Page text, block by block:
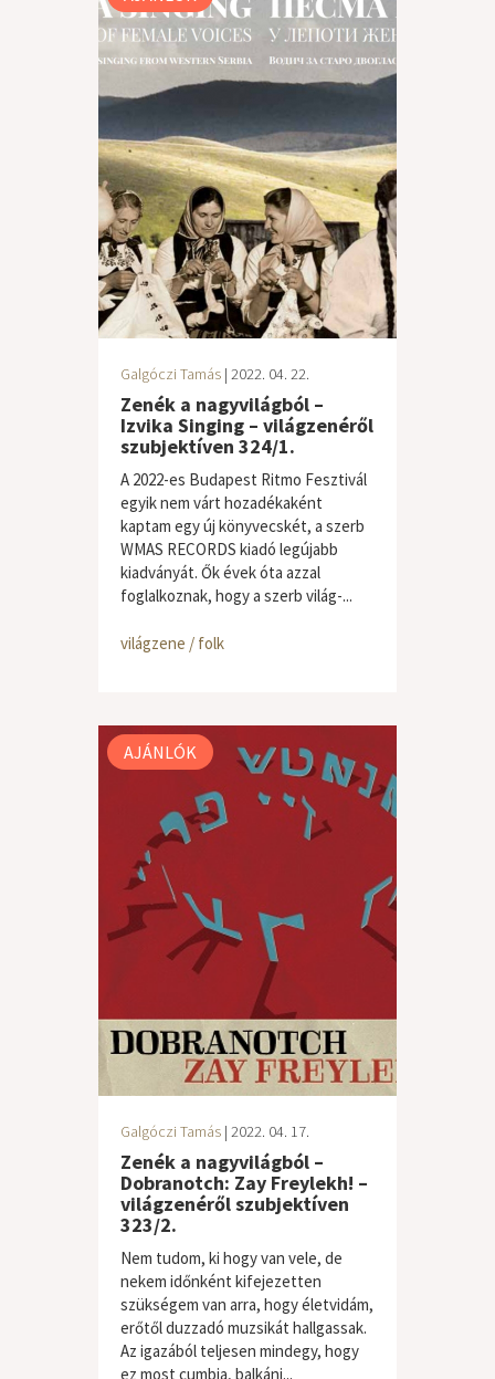
Galgóczi Tamás | 2022. 04. 22.
Zenék a nagyvilágból –
Izvika Singing – világzenéről
szubjektíven 324/1.
A 2022-es Budapest Ritmo Fesztivál
egyik nem várt hozadékaként
kaptam egy új könyvecskét, a szerb
WMAS RECORDS kiadó legújabb
kiadványát. Ők évek óta azzal
foglalkoznak, hogy a szerb világ-...
világzene / folk
AJÁNLÓK
Galgóczi Tamás | 2022. 04. 17.
Zenék a nagyvilágból –
Dobranotch: Zay Freylekh! –
világzenéről szubjektíven
323/2.
Nem tudom, ki hogy van vele, de
nekem időnként kifejezetten
szükségem van arra, hogy életvidám,
erőtől duzzadó muzsikát hallgassak.
Az igazából teljesen mindegy, hogy
ez most cumbia, balkáni...